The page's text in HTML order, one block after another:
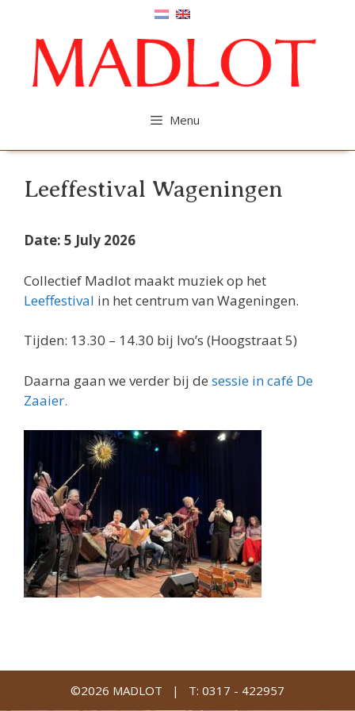
content
Menu
Leeffestival Wageningen
Date: 5 July 2026
Collectief Madlot maakt muziek op het
Leeffestival in het centrum van Wageningen.
Tijden: 13.30 – 14.30 bij Ivo’s (Hoogstraat 5)
Daarna gaan we verder bij de sessie in café De
Zaaier.
©2026 MADLOT | T: 0317 - 422957